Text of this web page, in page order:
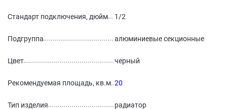
Стандарт подключения, дюйм 1/2
Подгруппа алюминиевые секционные
Цвет черный
Рекомендуемая площадь, кв.м. 20
Тип изделия радиатор